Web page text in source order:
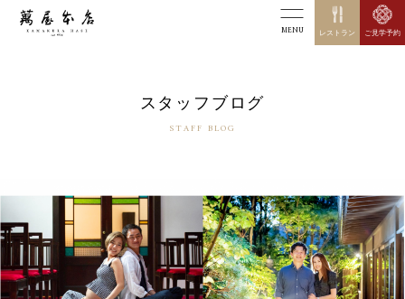
MENU ご見学予約
レストラン
スタッフブログ
STAFF BLOG